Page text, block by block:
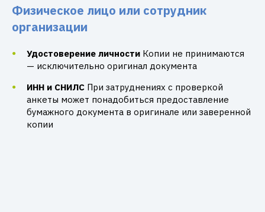
Физическое лицо или сотрудник
организации
Удостоверение личности Копии не принимаются
— исключительно оригинал документа
ИНН и СНИЛС При затруднениях с проверкой
анкеты может понадобиться предоставление
бумажного документа в оригинале или заверенной
копии